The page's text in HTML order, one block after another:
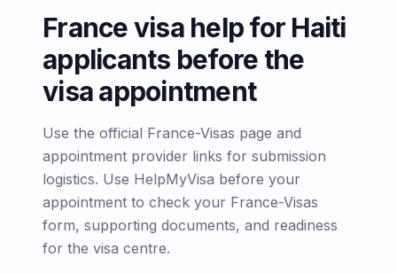
France visa help for Haiti
applicants before the
visa appointment
Use the official France-Visas page and
appointment provider links for submission
logistics. Use HelpMyVisa before your
appointment to check your France-Visas
form, supporting documents, and readiness
for the visa centre.